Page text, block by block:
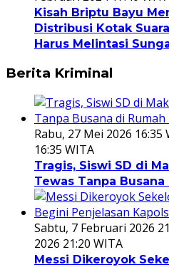
Kisah Briptu Bayu
Distribusi Kotak
Harus Melintasi
Berita Kriminal
Rabu, 27 Mei 2026 16:35
16:35 WITA
Tragis, Siswi SD di
Tewas Tanpa
Sabtu, 7 Februari 2026
2026 21:20 WITA
Messi Dikeroyok